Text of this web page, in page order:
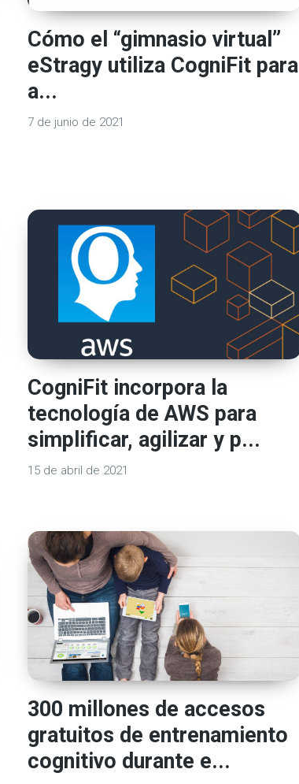
Cómo el “gimnasio virtual”
eStragy utiliza CogniFit para
a...
7 de junio de 2021
CogniFit incorpora la
tecnología de AWS para
simplificar, agilizar y p...
15 de abril de 2021
300 millones de accesos
gratuitos de entrenamiento
cognitivo durante e...